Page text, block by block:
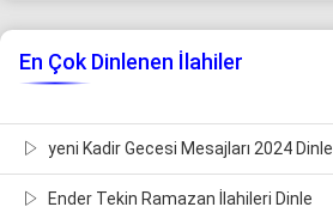
En Çok Dinlenen İlahiler
yeni Kadir Gecesi Mesajları 2024 Dinle
Ender Tekin Ramazan İlahileri Dinle